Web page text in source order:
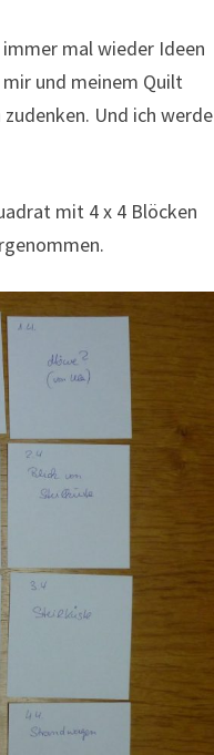
mal wieder Ideen
und meinem Quilt
Und ich werde
mit 4 x 4 Blöcken